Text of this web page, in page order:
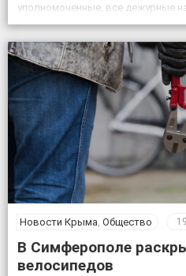
уполномоченные, все дежурные
патрульной постовой службы,
Также к поисковым
Новости Крыма Общество
В Симферополе
велосипедов